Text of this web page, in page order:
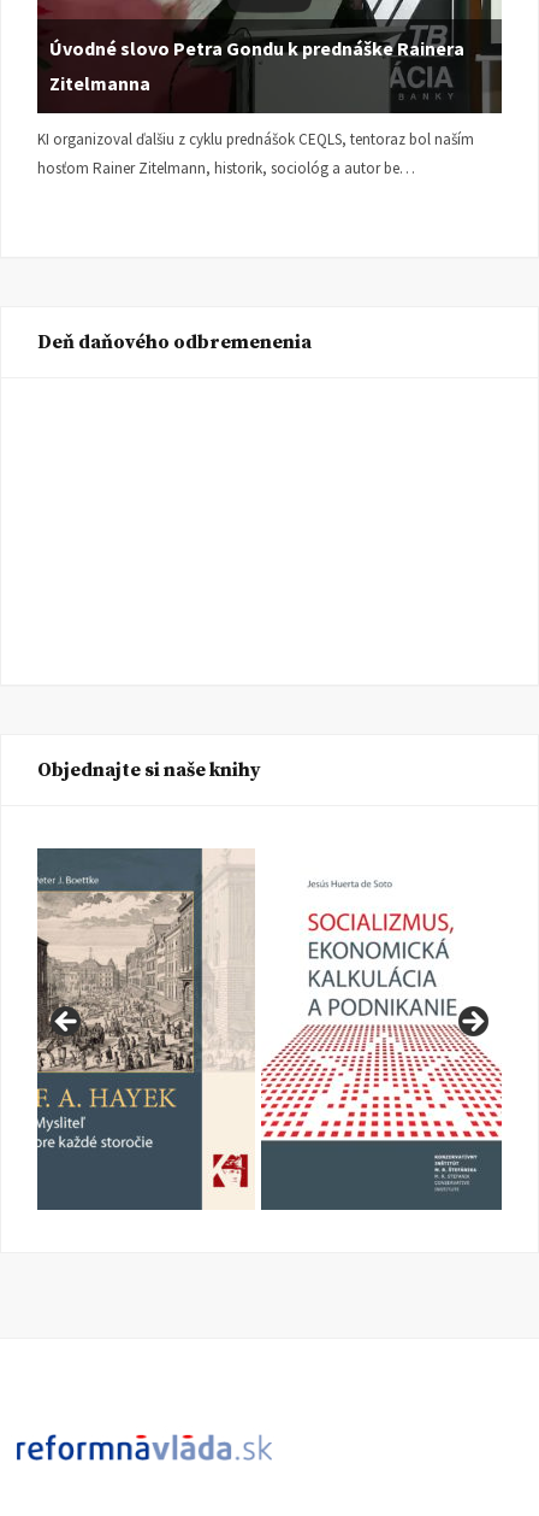
Úvodné slovo Petra Gondu k prednáške Rainera
Zitelmanna
KI organizoval ďalšiu z cyklu prednášok CEQLS, tentoraz bol naším
hosťom Rainer Zitelmann, historik, sociológ a autor be…
Deň daňového odbremenenia
Objednajte si naše knihy